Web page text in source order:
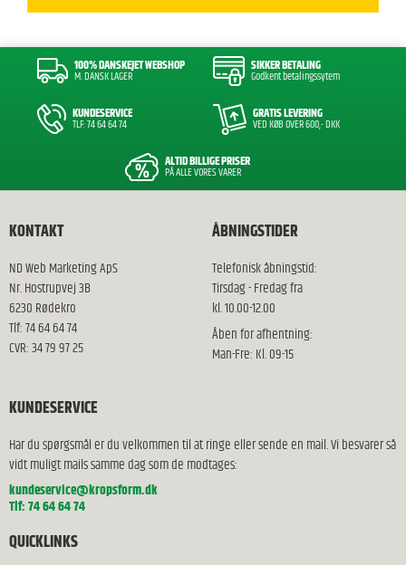
100% DANSKEJET WEBSHOP
M. DANSK LAGER
SIKKER BETALING
Godkent betalingssytem
KUNDESERVICE
TLF: 74 64 64 74
GRATIS LEVERING
VED KØB OVER 600,- DKK
ALTID BILLIGE PRISER
PÅ ALLE VORES VARER
KONTAKT
ND Web Marketing ApS
Nr. Hostrupvej 3B
6230 Rødekro
Tlf: 74 64 64 74
CVR: 34 79 97 25
ÅBNINGSTIDER
Telefonisk åbningstid:
Tirsdag - Fredag fra
kl. 10.00-12.00
Åben for afhentning:
Man-Fre: Kl. 09-15
KUNDESERVICE
Har du spørgsmål er du velkommen til at ringe eller sende en mail. Vi besvarer så
vidt muligt mails samme dag som de modtages:
kundeservice@kropsform.dk
Tlf: 74 64 64 74
QUICKLINKS